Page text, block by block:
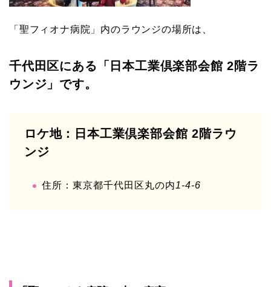
「聖フィオナ病院」内のラウンジの場所は、
千代田区にある「日本工業倶楽部会館 2階ラ
ウンジ」です。
ロケ地：日本工業倶楽部会館 2階ラウ
ンジ
住所：東京都千代田区丸の内1-4-6